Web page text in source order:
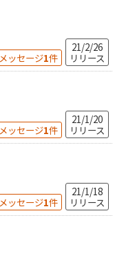
メッセージ1件
21/2/26
リリース
メッセージ1件
21/1/20
リリース
メッセージ1件
21/1/18
リリース